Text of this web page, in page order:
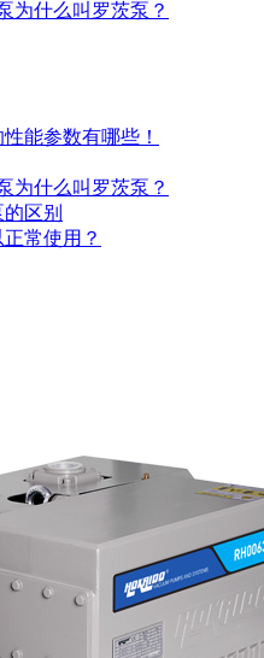
为什么叫罗茨泵？
能参数有哪些！
为什么叫罗茨泵？
区别
常使用？